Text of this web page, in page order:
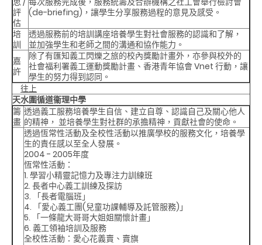
評
估
(de-briefing)，讓學生分享服務過程的意見及感受。
培
訓
透過服務前的培訓講座培養學生對社會服務的認識和了解，
並加強學生和老師之間的溝通和協作能力。
嘉
許
除了有匯知義工閃爍之旅的校內獎勵計畫外，亦參與校外的
社會福利署義工運動獎勵計畫、香港青年協會 Vnet 行動，讓
學生的努力得到認同。
往上
天水圍循道衞理中學
籌
畫
透過義工服務培養學生自信、建立自尊、認識自己及關心他人
的精神， 並培養學生對社群的承擔精神，貢獻社會的使命。
透過恆常性活動及全校性活動以推廣學校的服務文化，培養學
生的責任感以至全人發展。
2004 - 2005年度
恆常性活動 ：
1. 學習小精靈記憶力及專注力訓練班
2. 長者中心義工訓練及探訪
3. 「長者電腦班」
4. 「愛心義工團(兒童功課輔導及託管服務)」
5. 「一條龍大哥哥大姐姐關懷計畫」
6. 義工領袖培訓及服務
全校性活動 ：愛心花義賣、賣旗